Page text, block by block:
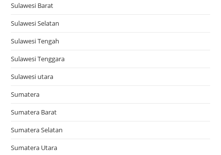
Sulawesi Barat
Sulawesi Selatan
Sulawesi Tengah
Sulawesi Tenggara
Sulawesi utara
Sumatera
Sumatera Barat
Sumatera Selatan
Sumatera Utara